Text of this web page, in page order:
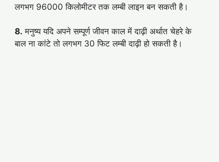
लगभग 96000 किलोमीटर तक लम्बी लाइन बन सकती है।
8. मनुष्य यदि अपने सम्पूर्ण जीवन काल में दाढ़ी अर्थात चेहरे के
बाल ना कांटे तो लगभग 30 फिट लम्बी दाढ़ी हो सकती है।